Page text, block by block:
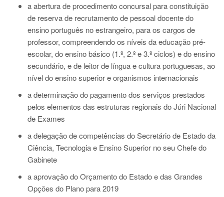
a abertura de procedimento concursal para constituição
de reserva de recrutamento de pessoal docente do
ensino português no estrangeiro, para os cargos de
professor, compreendendo os níveis da educação pré-
escolar, do ensino básico (1.º, 2.º e 3.º ciclos) e do ensino
secundário, e de leitor de língua e cultura portuguesas, ao
nível do ensino superior e organismos internacionais
a determinação do pagamento dos serviços prestados
pelos elementos das estruturas regionais do Júri Nacional
de Exames
a delegação de competências do Secretário de Estado da
Ciência, Tecnologia e Ensino Superior no seu Chefe do
Gabinete
a aprovação do Orçamento do Estado e das Grandes
Opções do Plano para 2019